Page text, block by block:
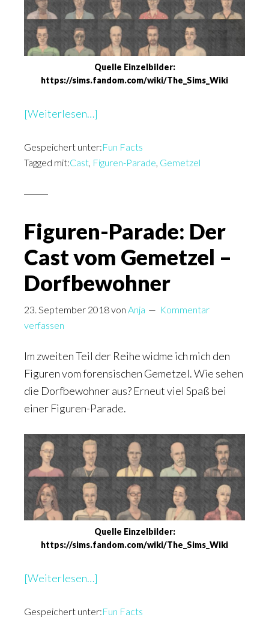
Quelle Einzelbilder:
https://sims.fandom.com/wiki/The_Sims_Wiki
[Weiterlesen…]
Der
Cast
Patienten
Gespeichert unter:Fun Facts
Tagged mit:Cast, Figuren-Parade, Gemetzel
Figuren-Parade: Der
Cast vom Gemetzel –
Dorfbewohner
23. September 2018von Anja
Kommentar
verfassen
Im zweiten Teil der Reihe widme ich mich den
Figuren vom forensischen Gemetzel. Wie sehen
die Dorfbewohner aus? Erneut viel Spaß bei
einer Figuren-Parade.
Quelle Einzelbilder:
https://sims.fandom.com/wiki/The_Sims_Wiki
[Weiterlesen…]
Der
Gespeichert unter:Fun Facts